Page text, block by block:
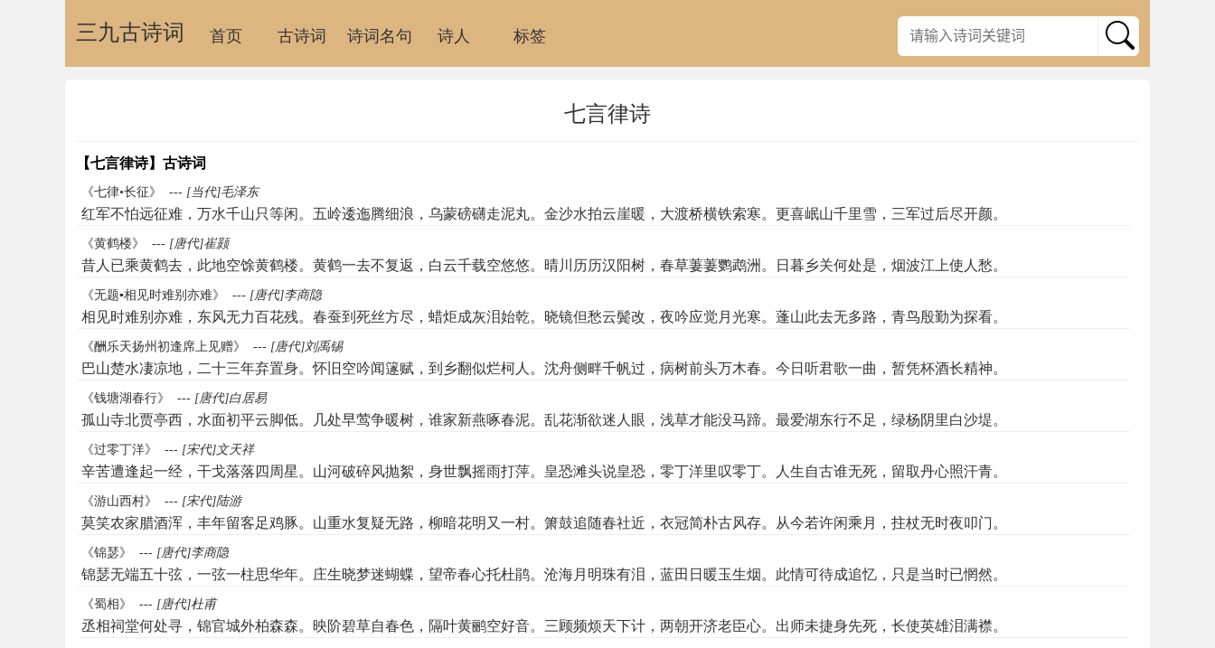
三九古诗词 首页 古诗词 诗词名句 诗人 标签
七言律诗
【七言律诗】古诗词
《七律•长征》 --- [当代]毛泽东
红军不怕远征难，万水千山只等闲。五岭逶迤腾细浪，乌蒙磅礴走泥丸。金沙水拍云崖暖，大渡桥横铁索寒。更喜岷山千里雪，三军过后尽开颜。
《黄鹤楼》 --- [唐代]崔颢
昔人已乘黄鹤去，此地空馀黄鹤楼。黄鹤一去不复返，白云千载空悠悠。晴川历历汉阳树，春草萋萋鹦鹉洲。日暮乡关何处是，烟波江上使人愁。
《无题▪相见时难别亦难》 --- [唐代]李商隐
相见时难别亦难，东风无力百花残。春蚕到死丝方尽，蜡炬成灰泪始乾。晓镜但愁云鬓改，夜吟应觉月光寒。蓬山此去无多路，青鸟殷勤为探看。
《酬乐天扬州初逢席上见赠》 --- [唐代]刘禹锡
巴山楚水凄凉地，二十三年弃置身。怀旧空吟闻篴赋，到乡翻似烂柯人。沈舟侧畔千帆过，病树前头万木春。今日听君歌一曲，暂凭杯酒长精神。
《钱塘湖春行》 --- [唐代]白居易
孤山寺北贾亭西，水面初平云脚低。几处早莺争暖树，谁家新燕啄春泥。乱花渐欲迷人眼，浅草才能没马蹄。最爱湖东行不足，绿杨阴里白沙堤。
《过零丁洋》 --- [宋代]文天祥
辛苦遭逢起一经，干戈落落四周星。山河破碎风抛絮，身世飘摇雨打萍。皇恐滩头说皇恐，零丁洋里叹零丁。人生自古谁无死，留取丹心照汗青。
《游山西村》 --- [宋代]陆游
莫笑农家腊酒浑，丰年留客足鸡豚。山重水复疑无路，柳暗花明又一村。箫鼓追随春社近，衣冠简朴古风存。从今若许闲乘月，拄杖无时夜叩门。
《锦瑟》 --- [唐代]李商隐
锦瑟无端五十弦，一弦一柱思华年。庄生晓梦迷蝴蝶，望帝春心托杜鹃。沧海月明珠有泪，蓝田日暖玉生烟。此情可待成追忆，只是当时已惘然。
《蜀相》 --- [唐代]杜甫
丞相祠堂何处寻，锦官城外柏森森。映阶碧草自春色，隔叶黄鹂空好音。三顾频烦天下计，两朝开济老臣心。出师未捷身先死，长使英雄泪满襟。